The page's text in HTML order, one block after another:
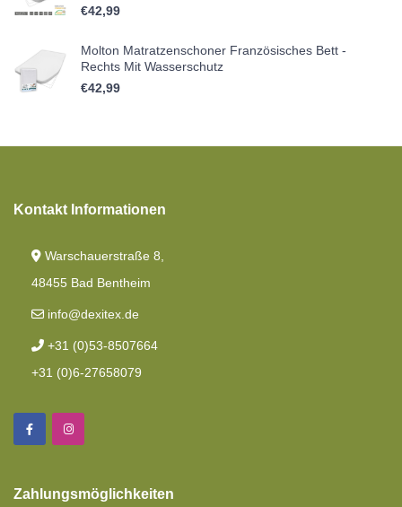
€42,99
Molton Matratzenschoner Französisches Bett -
Rechts Mit Wasserschutz
€42,99
Kontakt Informationen
Warschauerstraße 8,
48455 Bad Bentheim
info@dexitex.de
+31 (0)53-8507664
+31 (0)6-27658079
Zahlungsmöglichkeiten